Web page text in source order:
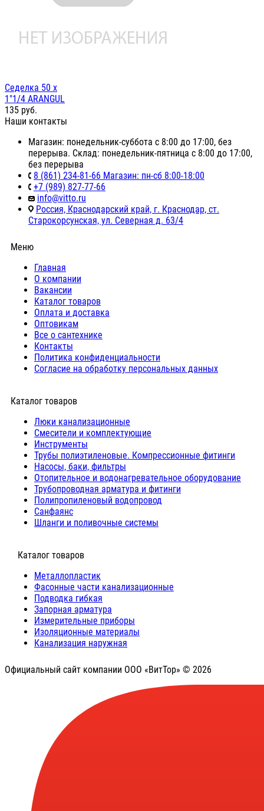
Седелка 50 х
1"1/4 ARANGUL
135 руб.
Наши контакты
Магазин: понедельник-суббота с 8:00 до 17:00, без
перерыва. Склад: понедельник-пятница с 8:00 до 17:00,
без перерыва
8 (861) 234-81-66 Магазин: пн-сб 8:00-18:00
+7 (989) 827-77-66
info@vitto.ru
Россия, Краснодарский край, г. Краснодар, ст.
Старокорсунская, ул. Северная д. 63/4
Меню
Главная
О компании
Вакансии
Каталог товаров
Оплата и доставка
Оптовикам
Все о сантехнике
Контакты
Политика конфиденциальности
Согласие на обработку персональных данных
Каталог товаров
Люки канализационные
Cмесители и комплектующие
Инструменты
Трубы полиэтиленовые. Компрессионные фитинги
Насосы, баки, фильтры
Отопительное и водонагревательное оборудование
Трубопроводная арматура и фитинги
Полипропиленовый водопровод
Санфаянс
Шланги и поливочные системы
⠀Каталог товаров
Металлопластик
Фасонные части канализационные
Подводка гибкая
Запорная арматура
Измерительные приборы
Изоляционные материалы
Канализация наружная
Официальный сайт компании ООО «ВитТор» © 2026